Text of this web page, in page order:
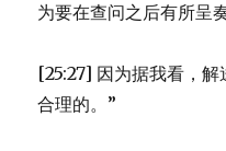
为要在查问之后有所呈奏
[25:27] 因为据我看，
合理的。”